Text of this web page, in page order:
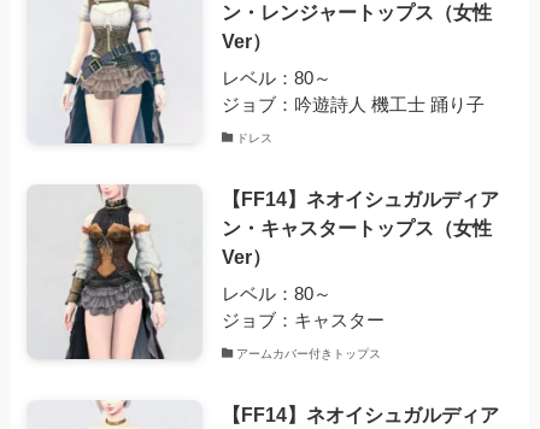
ン・レンジャートップス（女性
Ver）
レベル：80～
ジョブ：吟遊詩人 機工士 踊り子
ドレス
【FF14】ネオイシュガルディア
ン・キャスタートップス（女性
Ver）
レベル：80～
ジョブ：キャスター
アームカバー付きトップス
【FF14】ネオイシュガルディア